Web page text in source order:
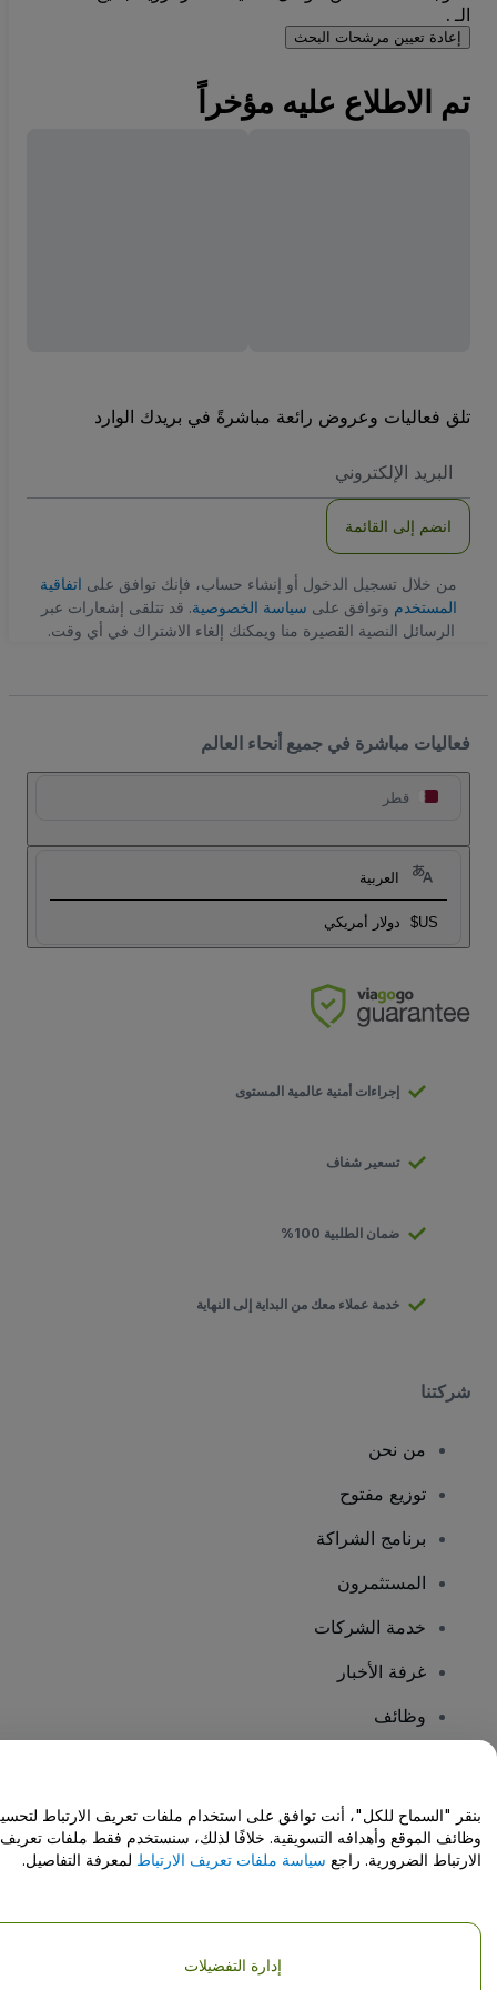
الـ .
إعادة تعيين مرشحات البحث
تم الاطلاع عليه مؤخراً
تلق فعاليات وعروض رائعة مباشرةً في بريدك الوارد
الاكتروني
انضم إلى القائمة
من خلال تسجيل الدخول أو إنشاء حساب، فإنك توافق على اتفاقية
المستخدم وتوافق على سياسة الخصوصية. قد تتلقى إشعارات عبر
الرسائل النصية القصيرة منا ويمكنك إلغاء الاشتراك في أي وقت.
فعاليات مباشرة في جميع أنحاء العالم
قطر
العربية
US$ دولار أمريكي
إجراءات أمنية عالمية المستوى
تسعير شفاف
ضمان الطلبية 100%
خدمة عملاء معك من البداية إلى النهاية
شركتنا
من نحن
توزيع مفتوح
برنامج الشراكة
المستثمرون
خدمة الشركات
غرفة الأخبار
وظائف
مركز المساعدة / اتصل بنا
حقوق النشر © شركة فياجوجو المحدودة 2026
تفاصيل الشركة
بنقر "السماح للكل"، أنت توافق على استخدام ملفات تعريف الارتباط
وظائف الموقع وأهدافه التسويقية. خلافًا لذلك، سنستخدم فقط ملفات تعريف
الارتباط الضرورية. راجع سياسة ملفات تعريف الارتباط لمعرفة التفاصيل.
إدارة التفضيلات